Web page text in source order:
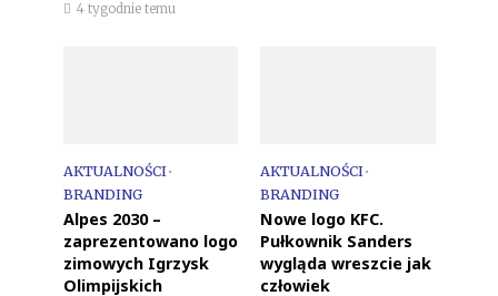
4 tygodnie temu
AKTUALNOŚCI•
BRANDING
Alpes 2030 –
zaprezentowano logo
zimowych Igrzysk
Olimpijskich
AKTUALNOŚCI•
BRANDING
Nowe logo KFC.
Pułkownik Sanders
wygląda wreszcie jak
człowiek